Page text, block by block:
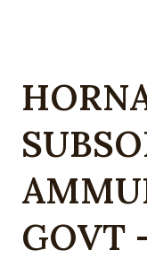
GOVT